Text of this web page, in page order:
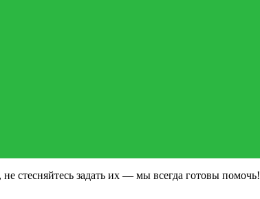
стесняйтесь задать их — мы всегда готовы помочь!